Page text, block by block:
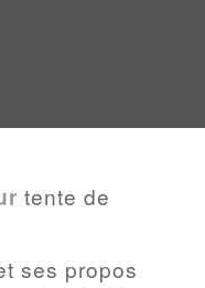
tente de
ses propos